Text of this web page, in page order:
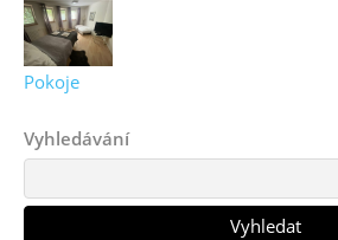
Pokoje
Vyhledávání